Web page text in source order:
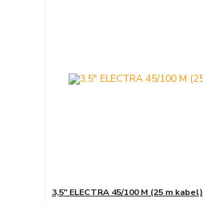
3,5" ELECTRA 45/100 M (25 m kabel)